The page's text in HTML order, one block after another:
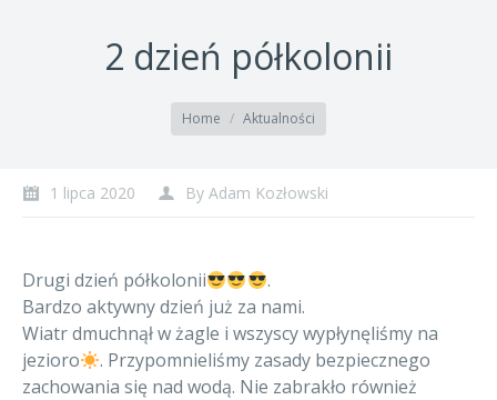
2 dzień półkolonii
Home Aktualności
1 lipca 2020 By Adam Kozłowski
Drugi dzień półkolonii
.
Bardzo aktywny dzień już za nami.
Wiatr dmuchnął w żagle i wszyscy wypłynęliśmy na
jezioro
. Przypomnieliśmy zasady bezpiecznego
zachowania się nad wodą. Nie zabrakło również